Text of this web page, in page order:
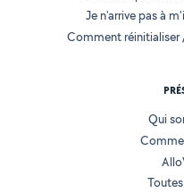
Je n'arrive pas à
Comment
Qui